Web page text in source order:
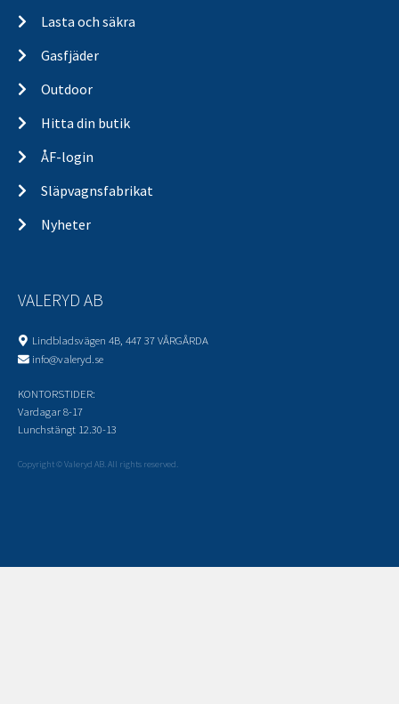
Lasta och säkra
Gasfjäder
Outdoor
Hitta din butik
ÅF-login
Släpvagnsfabrikat
Nyheter
VALERYD AB
Lindbladsvägen 4B, 447 37 VÅRGÅRDA
info@valeryd.se
KONTORSTIDER:
Vardagar 8-17
Lunchstängt 12.30-13
Copyright © Valeryd AB. All rights reserved.